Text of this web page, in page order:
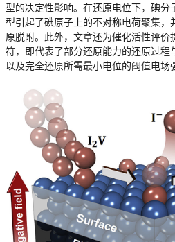
型的决定性影响。在还原电位下，碘
型引起了碘原子上的不对称电荷聚集，
原脱附。此外，文章还为催化活性评
符，即代表了部分还原能力的还原过程
以及完全还原所需最小电位的阈值电场